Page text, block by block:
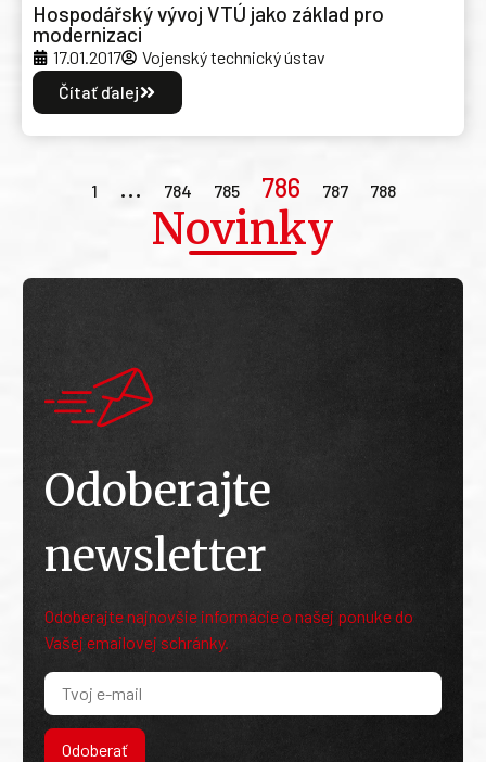
Hospodářský vývoj VTÚ jako základ pro
modernizaci
17.01.2017
Vojenský technický ústav
Čítať ďalej
1 … 784 785 786 787 788
Novinky
Odoberajte
newsletter
Odoberajte najnovšie informácie o našej ponuke do
Vašej emailovej schránky.
Odoberať